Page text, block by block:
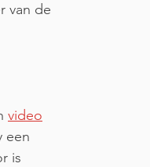
van de
video
een
is